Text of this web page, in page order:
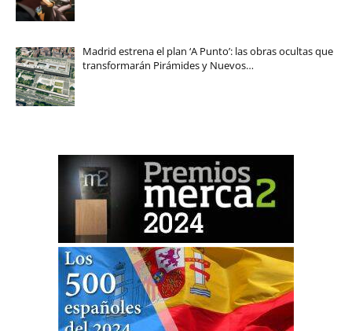
Madrid estrena el plan ‘A Punto’: las obras ocultas que
transformarán Pirámides y Nuevos…